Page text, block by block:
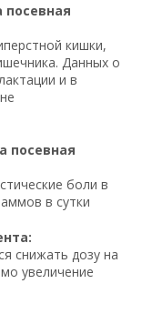
кишки,
Данных о
и в
посевная
боли в
в сутки
снижать дозу на
увеличение